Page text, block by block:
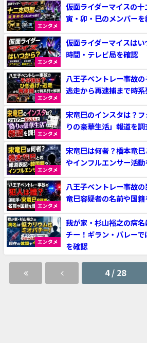
エンタメ
仮面ライダーマイスの十
寅・卯・巳のメンバー
エンタメ
仮面ライダーマイスはい
時間・テレビ局を確認
エンタメ
八王子ベントレー事故
逃走から再逮捕まで時
エンタメ
宋竜巳のインスタは？
りの豪華生活」報道を調
エンタメ
宋竜巳は何者？橋本竜
やインフルエンサー活
エンタメ
八王子ベントレー事故
竜巳容疑者の名前や国
エンタメ
我が家・杉山裕之の病
チー！ギラン・バレー
を確認
4 / 28